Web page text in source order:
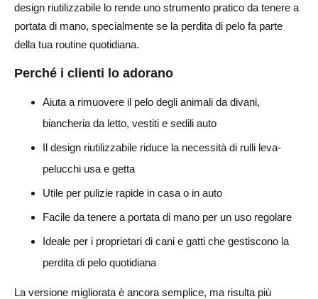
design riutilizzabile lo rende uno strumento pratico da tenere a
portata di mano, specialmente se la perdita di pelo fa parte
della tua routine quotidiana.
Perché i clienti lo adorano
Aiuta a rimuovere il pelo degli animali da divani,
biancheria da letto, vestiti e sedili auto
Il design riutilizzabile riduce la necessità di rulli leva-
pelucchi usa e getta
Utile per pulizie rapide in casa o in auto
Facile da tenere a portata di mano per un uso regolare
Ideale per i proprietari di cani e gatti che gestiscono la
perdita di pelo quotidiana
La versione migliorata è ancora semplice, ma risulta più